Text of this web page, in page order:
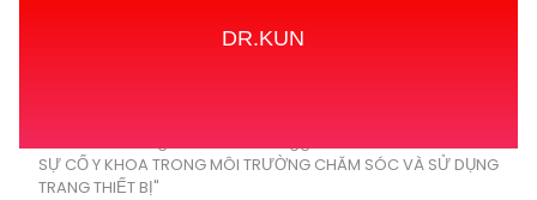
DR.KUN
SỰ CỐ Y KHOA TRONG MÔI TRƯỜNG CHĂM SÓC VÀ SỬ DỤNG
TRANG THIẾT BỊ"